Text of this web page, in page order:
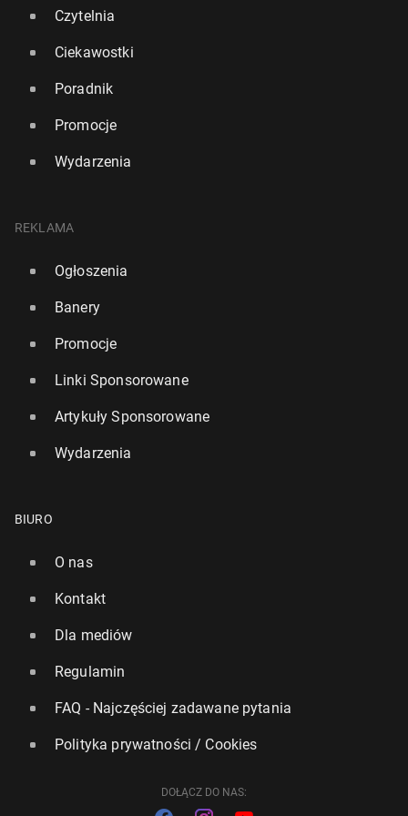
tronową
li­be­ra­ło­wie
29 kwietnia 2025, 11:00
Czytelnia
Ciekawostki
Poradnik
Promocje
Wydarzenia
REKLAMA
Ogłoszenia
Banery
Promocje
Linki Sponsorowane
Artykuły Sponsorowane
Wydarzenia
BIURO
O nas
Kontakt
Dla mediów
Regulamin
FAQ - Najczęściej zadawane pytania
Polityka prywatności / Cookies
DOŁĄCZ DO NAS: